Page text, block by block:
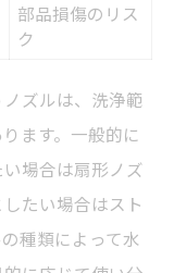
部品損傷のリス
ク
ズルは、洗浄範
ます。一般的に
場合は扇形ノズ
たい場合はスト
種類によって水